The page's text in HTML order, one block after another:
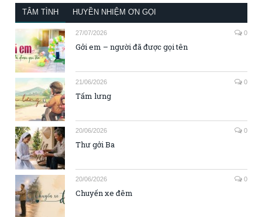
TÂM TÌNH HUYỀN NHIỆM ƠN GỌI
27/07/2026 0
Gởi em – người đã được gọi tên
21/06/2026 0
Tấm lưng
20/06/2026 0
Thư gởi Ba
20/06/2026 0
Chuyến xe đêm